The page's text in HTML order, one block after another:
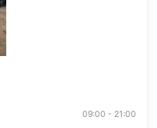
09:00 - 21:00